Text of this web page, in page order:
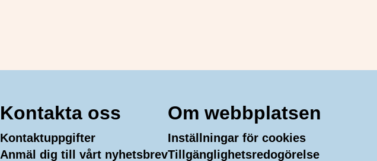
Kontakta oss
Kontaktuppgifter
Anmäl dig till vårt nyhetsbrev
Om webbplatsen
Inställningar för cookies
Tillgänglighetsredogörelse